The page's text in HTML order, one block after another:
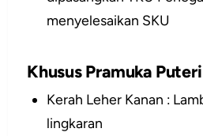
menyelesaikan SKU
Khusus Pramuka Puteri
Kerah Leher Kanan :
lingkaran